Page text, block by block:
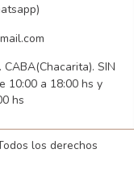
SIN
10:00 a 18:00 hs y
hs
los derechos